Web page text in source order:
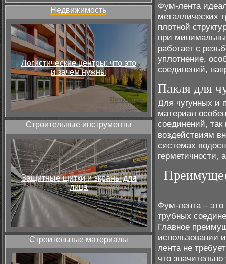
Недвижимость
Логистические центры: что это
и зачем нужны
Строительные инструменты
Защитные щитки и экраны для
лица
Строительные материалы
Фум-лента
металлических
плотной
при
работает с
уплотнение,
соединений,
Пакля для
Для чугунных и
материал
соединений, так
воздействиям
системах
герметичности,
Фум-лента –
трубных
Главное
использовании
лента не
что